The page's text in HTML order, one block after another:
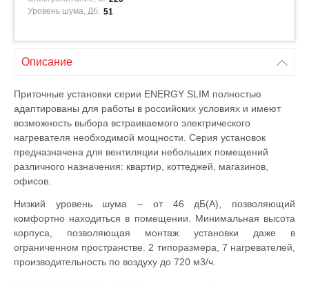
Уровень шума, Дб: 51
Описание
Приточные установки серии ENERGY SLIM полностью
адаптированы для работы в российских условиях и имеют
возможность выбора встраиваемого электрического
нагревателя необходимой мощности. Серия установок
предназначена для вентиляции небольших помещений
различного назначения: квартир, коттеджей, магазинов,
офисов.
Низкий уровень шума – от 46 дБ(А), позволяющий
комфортно находиться в помещении. Минимальная высота
корпуса, позволяющая монтаж установки даже в
ограниченном пространстве. 2 типоразмера, 7 нагревателей,
производительность по воздуху до 720 м3/ч.